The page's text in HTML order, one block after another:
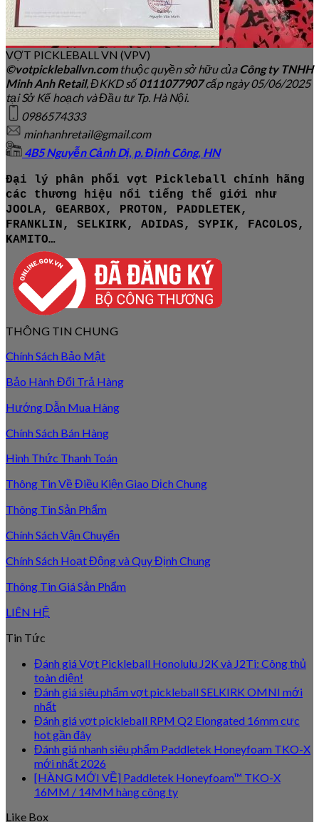
VỢT PICKLEBALL VN (VPV)
©votpickleballvn.comthuộc quyền sở hữu củaCông ty TNHH
Minh Anh Retail, ĐKKD số0111077907cấp ngày 05/06/2025
tại Sở Kế hoạch và Đầu tư Tp. Hà Nội.
0986574333
minhanhretail@gmail.com
4B5 Nguyễn Cảnh Dị, p. Định Công, HN
Đại lý phân phối vợt Pickleball chính hãng
các thương hiệu nổi tiếng thế giới như
JOOLA, GEARBOX, PROTON, PADDLETEK,
FRANKLIN, SELKIRK, ADIDAS, SYPIK, FACOLOS,
KAMITO…
THÔNG TIN CHUNG
Chính Sách Bảo Mật
Bảo Hành Đổi Trả Hàng
Hướng Dẫn Mua Hàng
Chính Sách Bán Hàng
Hình Thức Thanh Toán
Thông Tin Về Điều Kiện Giao Dịch Chung
Thông Tin Sản Phẩm
Chính Sách Vận Chuyển
Chính Sách Hoạt Động và Quy Định Chung
Thông Tin Giá Sản Phẩm
LIÊN HỆ
Tin Tức
Đánh giá Vợt Pickleball Honolulu J2K và J2Ti: Công thủ
toàn diện!
Đánh giá siêu phẩm vợt pickleball SELKIRK OMNI mới
nhất
Đánh giá vợt pickleball RPM Q2 Elongated 16mm cực
hot gần đây
Đánh giá nhanh siêu phẩm Paddletek Honeyfoam TKO-X
mới nhất 2026
[HÀNG MỚI VỀ] Paddletek Honeyfoam™ TKO-X
16MM / 14MM hàng công ty
Like Box